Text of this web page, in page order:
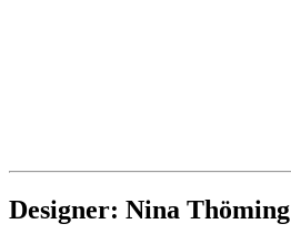
Designer: Nina Thöming